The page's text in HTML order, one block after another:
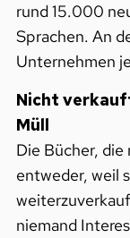
rund 15.000
Sprachen. An
Unternehmen
Nicht
Müll
Die Bücher,
entweder, weil
niemand